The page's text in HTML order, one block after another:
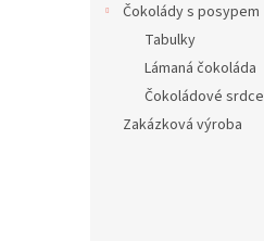
Čokolády s posypem
Tabulky
Lámaná čokoláda
Čokoládové srdce
Zakázková výroba